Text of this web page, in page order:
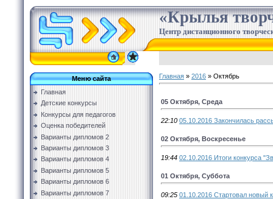
«Крылья
Центр дистанционного
Меню сайта
Главная
Детские конкурсы
Конкурсы для педагогов
Оценка победителей
Варианты дипломов 2
Варианты дипломов 3
Варианты дипломов 4
Варианты дипломов 5
Варианты дипломов 6
Варианты дипломов 7
Главная » 2016 » Октябрь
05 Октября, Среда
22:10 05.10.2016 Закончилась
02 Октября, Воскресенье
19:44 02.10.2016 Итоги конкурса
01 Октября, Суббота
09:25 01.10.2016 Стартовал новый